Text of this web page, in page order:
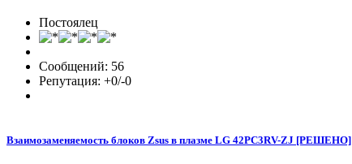
Постоялец
Сообщений: 56
Репутация: +0/-0
Взаимозаменяемость блоков Zsus в плазме LG 42PC3RV-ZJ [РЕШЕНО]